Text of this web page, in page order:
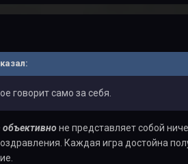
говорит само за себя.
объективноне представляет собой
Каждая игра достойна